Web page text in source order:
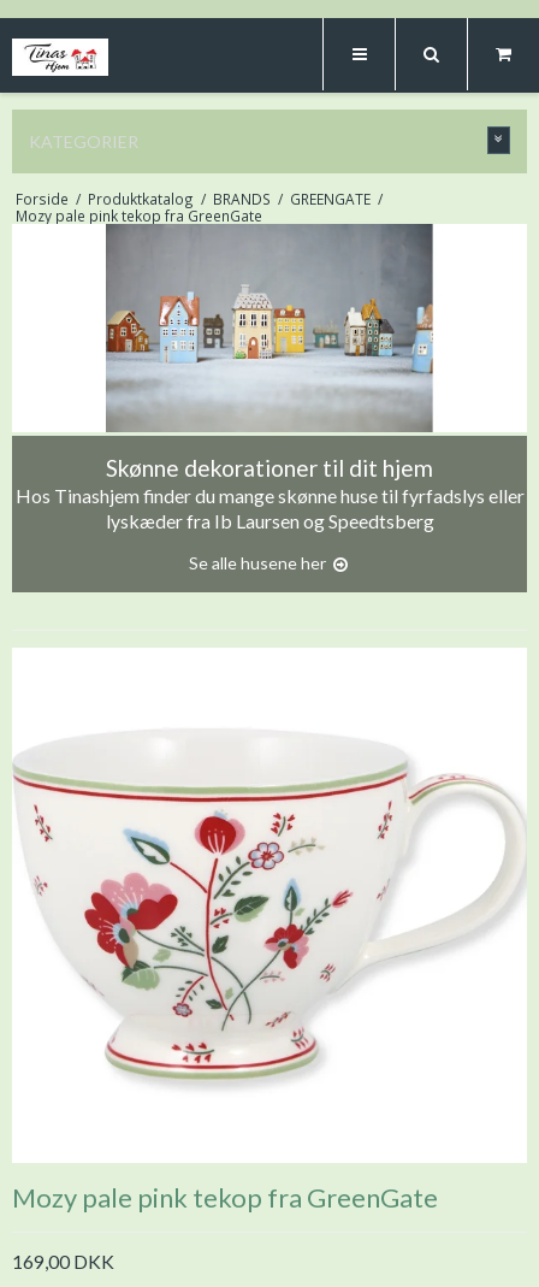
KATEGORIER
Forside / Produktkatalog / BRANDS / GREENGATE /
Mozy pale pink tekop fra GreenGate
Skønne dekorationer til dit hjem
Hos Tinashjem finder du mange skønne huse til fyrfadslys eller
lyskæder fra Ib Laursen og Speedtsberg
Se alle husene her
Mozy pale pink tekop fra GreenGate
169,00 DKK